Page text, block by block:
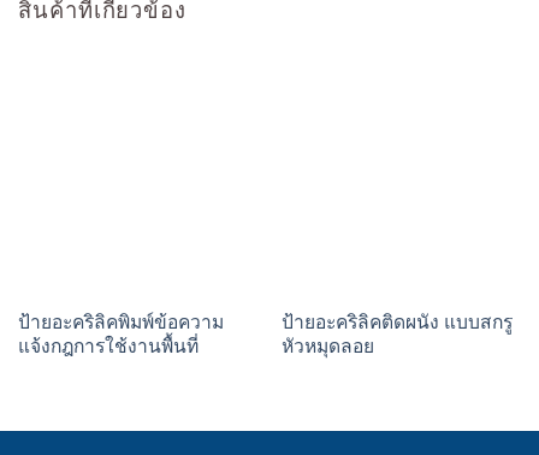
สินค้าที่เกี่ยวข้อง
ป้ายอะคริลิคพิมพ์ข้อความ
แจ้งกฎการใช้งานพื้นที่
ป้ายอะคริลิคติดผนัง แบบสกรู
หัวหมุดลอย